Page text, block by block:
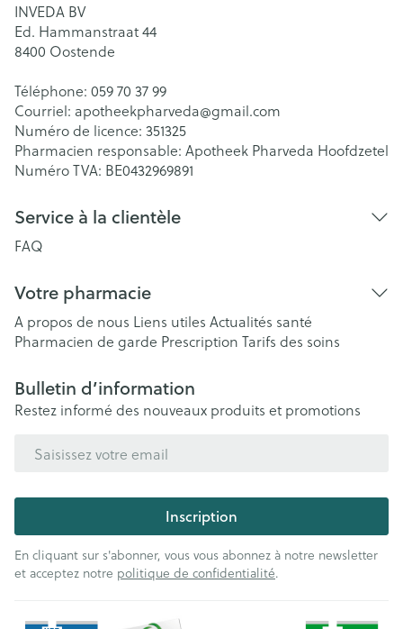
INVEDA BV
Ed. Hammanstraat 44
8400 Oostende
Téléphone: 059 70 37 99
Courriel: apotheekpharveda@gmail.com
Numéro de licence: 351325
Pharmacien responsable: Apotheek Pharveda Hoofdzetel
Numéro TVA: BE0432969891
Service à la clientèle
FAQ
Votre pharmacie
A propos de nous Liens utiles Actualités santé
Pharmacien de garde Prescription Tarifs des soins
Bulletin d’information
Restez informé des nouveaux produits et promotions
Inscription
En cliquant sur s'abonner, vous vous abonnez à notre newsletter
et acceptez notre politique de confidentialité.